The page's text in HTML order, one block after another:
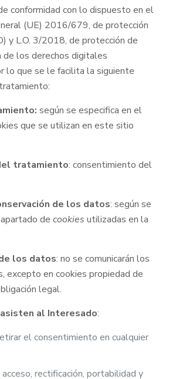
conformidad con lo dispuesto en el
(UE) 2016/679, de protección
y L.O. 3/2018, de protección de
de los derechos digitales
lo que se le facilita la siguiente
según se especifica en el
que se utilizan en este sitio
tratamiento: consentimiento del
de los datos: según se
de cookies utilizadas en la
los datos: no se comunicarán los
excepto en cookies propiedad de
legal.
al Interesado:
el consentimiento en cualquier
rectificación, portabilidad y